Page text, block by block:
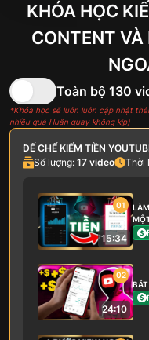
KHÓA HỌC
CONTENT VÀ
Toàn bộ 130
*Khóa học sẽ luôn luôn cập nhật
nhiều quá Huân quay không kịp)
ĐẾ CHẾ KIẾM TIỀN
Số lượng: 17 video Thời
01
15:34
02
24:10